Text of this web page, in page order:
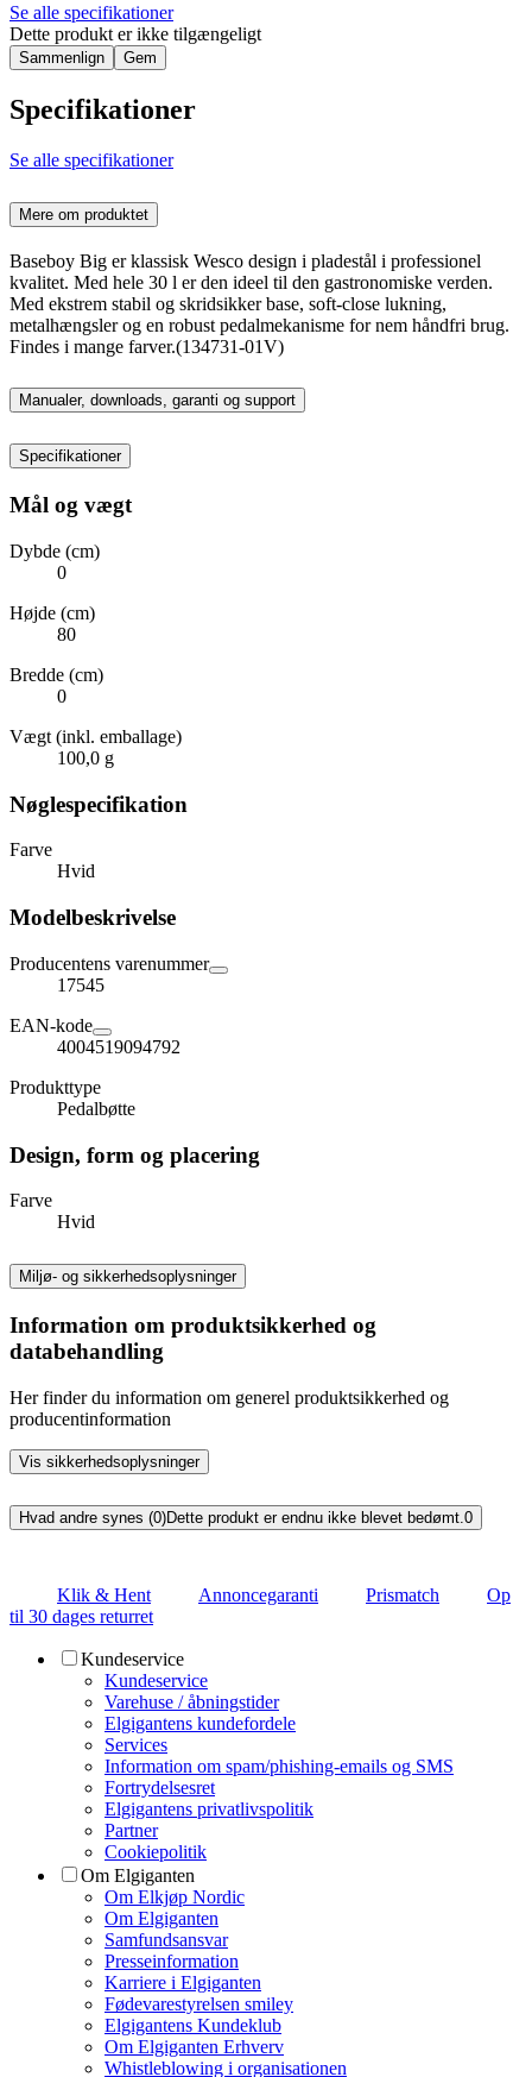
Se alle specifikationer
Dette produkt er ikke tilgængeligt
Sammenlign Gem
Specifikationer
Se alle specifikationer
Mere om produktet
Baseboy Big er klassisk Wesco design i pladestål i professionel
kvalitet. Med hele 30 l er den ideel til den gastronomiske verden.
Med ekstrem stabil og skridsikker base, soft-close lukning,
metalhængsler og en robust pedalmekanisme for nem håndfri brug.
Findes i mange farver.(134731-01V)
Manualer, downloads, garanti og support
Specifikationer
Mål og vægt
Dybde (cm)
0
Højde (cm)
80
Bredde (cm)
0
Vægt (inkl. emballage)
100,0 g
Nøglespecifikation
Farve
Hvid
Modelbeskrivelse
Producentens varenummer
17545
EAN-kode
4004519094792
Produkttype
Pedalbøtte
Design, form og placering
Farve
Hvid
Miljø- og sikkerhedsoplysninger
Information om produktsikkerhed og
databehandling
Her finder du information om generel produktsikkerhed og
producentinformation
Vis sikkerhedsoplysninger
Hvad andre synes (0)Dette produkt er endnu ikke blevet bedømt. 0
Klik & Hent Annoncegaranti Prismatch
Op
til 30 dages returret
Kundeservice
Kundeservice
Varehuse / åbningstider
Elgigantens kundefordele
Services
Information om spam/phishing-emails og SMS
Fortrydelsesret
Elgigantens privatlivspolitik
Partner
Cookiepolitik
Om Elgiganten
Om Elkjøp Nordic
Om Elgiganten
Samfundsansvar
Presseinformation
Karriere i Elgiganten
Fødevarestyrelsen smiley
Elgigantens Kundeklub
Om Elgiganten Erhverv
Whistleblowing i organisationen